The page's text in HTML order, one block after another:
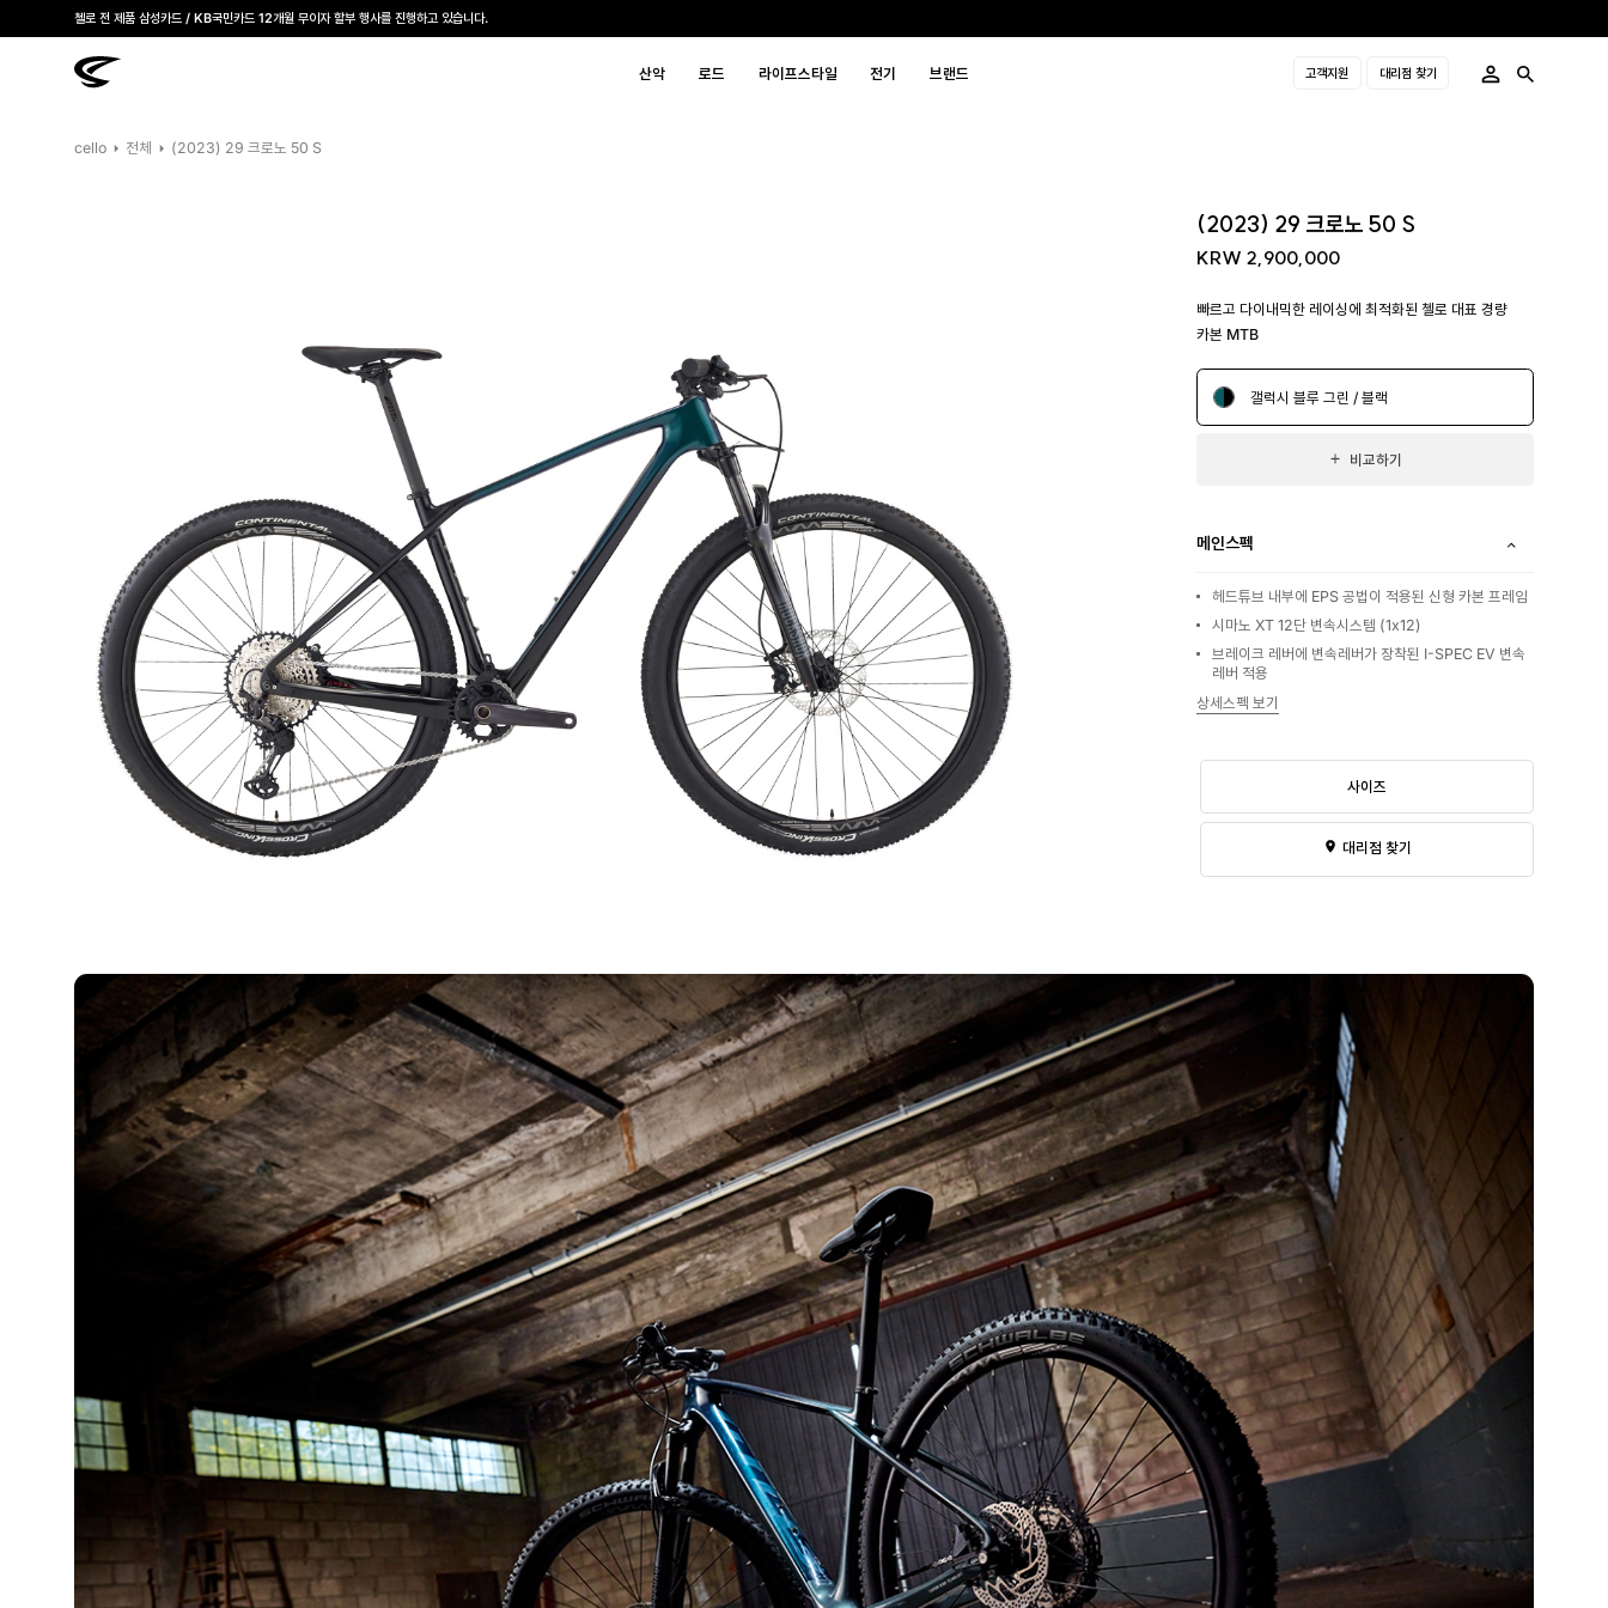
모든 첼로자전거 대리점은 고유가 피해지원금을 사용할 수 있습니다.
산악 로드 라이프스타일 전기 브랜드 고객지원 대리점 찾기
cello 전체 (2023) 29 크로노 50 S
(2023) 29 크로노 50 S
KRW 2,900,000
빠르고 다이내믹한 레이싱에 최적화된 첼로 대표 경량
카본 MTB
갤럭시 블루 그린 / 블랙
비교하기
메인스펙
헤드튜브 내부에 EPS 공법이 적용된 신형 카본 프레임
시마노 XT 12단 변속시스템 (1x12)
브레이크 레버에 변속레버가 장착된 I-SPEC EV 변속
레버 적용
상세스펙 보기
사이즈
대리점 찾기